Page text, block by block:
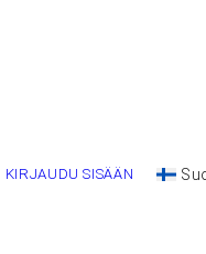
KIRJAUDU SISÄÄN